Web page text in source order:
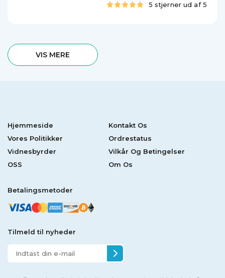
5 stjerner ud af 5
VIS MERE
Hjemmeside
Kontakt Os
Vores Politikker
Ordrestatus
Vidnesbyrder
Vilkår Og Betingelser
OSS
Om Os
Betalingsmetoder
Tilmeld til nyheder